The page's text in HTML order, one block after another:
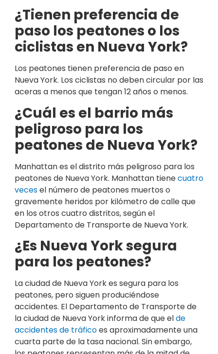
¿Tienen preferencia de
paso los peatones o los
ciclistas en Nueva York?
Los peatones tienen preferencia de paso en
Nueva York. Los ciclistas no deben circular por las
aceras a menos que tengan 12 años o menos.
¿Cuál es el barrio más
peligroso para los
peatones de Nueva York?
Manhattan es el distrito más peligroso para los
peatones de Nueva York. Manhattan tienecuatro
vecesel número de peatones muertos o
gravemente heridos por kilómetro de calle que
en los otros cuatro distritos, según el
Departamento de Transporte de Nueva York.
¿Es Nueva York segura
para los peatones?
La ciudad de Nueva York es segura para los
peatones, pero siguen produciéndose
accidentes. El Departamento de Transporte de
la ciudad de Nueva York informa de que elde
accidentes de tráficoes aproximadamente una
cuarta parte de la tasa nacional. Sin embargo,